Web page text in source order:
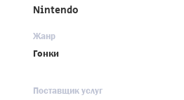
Nintendo
Жанр
Гонки
Поставщик услуг